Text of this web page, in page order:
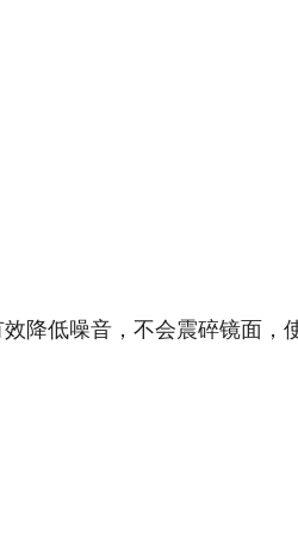
低噪音，不会震碎镜面，